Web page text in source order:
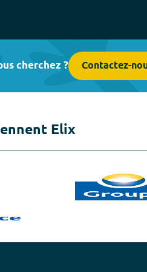
cherchez ? Contactez-
Elix